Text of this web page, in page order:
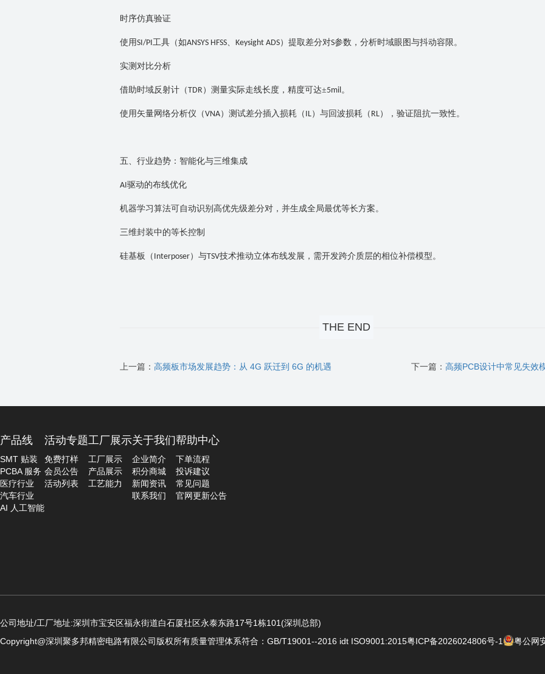
时序仿真验证
使用SI/PI工具（如ANSYS HFSS、 Keysight ADS）提取差分对S参数，分析时域眼图与抖动容限。
实测对比分析
借助时域反射计（TDR）测量实际走线长度，精度可达±5mil。
使用矢量网络分析仪（VNA）测试差分插入损耗（ IL）与回波损耗（ RL），验证阻抗一致性。
五、行业趋势：智能化与三维集成
AI驱动的布线优化
机器学习算法可自动识别高优先级差分对，并生成全局最优等长方案。
三维封装中的等长控制
硅基板（ Interposer）与TSV技术推动立体布线发展，需开发跨介质层的相位补偿模型。
THE END
上一篇： 高频板市场发展趋势：从 4G 跃迁到 6G 的机遇 下一篇： 高频PCB设计中常见失效
产品线
SMT 贴装
PCBA 服务
医疗行业
汽车行业
AI 人工智能
活动专题
免费打样
会员公告
活动列表
工厂展示
工厂展示
产品展示
工艺能力
关于我们
企业简介
积分商城
新闻资讯
联系我们
帮助中心
下单流程
投诉建议
常见问题
官网更新公告
公司地址/工厂地址:深圳市宝安区福永街道白石厦社区永泰东路17号1栋101(深圳总部)
Copyright@深圳聚多邦精密电路有限公司版权所有质量管理体系符合：GB/T19001--2016 idt ISO9001:2015粤ICP备2026024806号-1 粤公网